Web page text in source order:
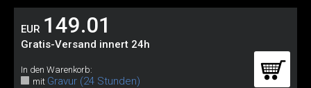
EUR 149.01
Gratis-Versand innert 24h
In den Warenkorb:
mit Gravur (24 Stunden)